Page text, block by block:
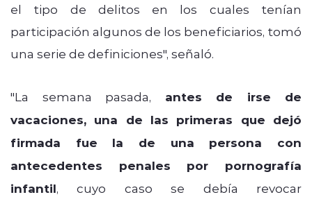
el tipo de delitos en los cuales tenían
participación algunos de los beneficiarios, tomó
una serie de definiciones", señaló.
"La semana pasada, antes de irse de
vacaciones, una de las primeras que dejó
firmada fue la de una persona con
antecedentes penales por pornografía
infantil, cuyo caso se debía revocar